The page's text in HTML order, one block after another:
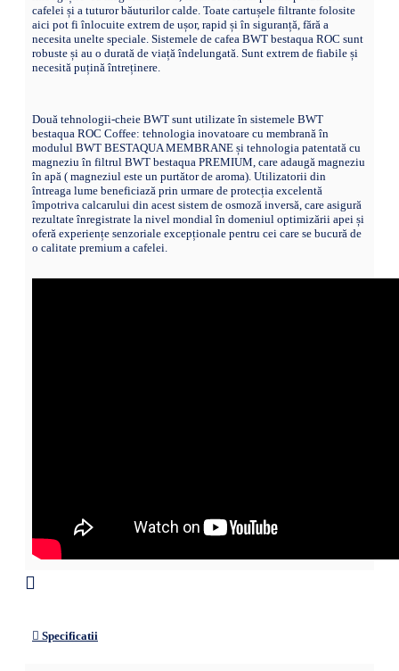
cafelei și a tuturor băuturilor calde. Toate cartușele filtrante folosite
aici pot fi înlocuite extrem de ușor, rapid și în siguranță, fără a
necesita unelte speciale. Sistemele de cafea BWT bestaqua ROC sunt
robuste și au o durată de viață îndelungată. Sunt extrem de fiabile și
necesită puțină întreținere.
Două tehnologii-cheie BWT sunt utilizate în sistemele BWT
bestaqua ROC Coffee: tehnologia inovatoare cu membrană în
modulul BWT BESTAQUA MEMBRANE și tehnologia patentată cu
magneziu în filtrul BWT bestaqua PREMIUM, care adaugă magneziu
în apă ( magneziul este un purtător de aroma). Utilizatorii din
întreaga lume beneficiază prin urmare de protecția excelentă
împotriva calcarului din acest sistem de osmoză inversă, care asigură
rezultate înregistrate la nivel mondial în domeniul optimizării apei și
oferă experiențe senzoriale excepționale pentru cei care se bucură de
o calitate premium a cafelei.
Specificatii